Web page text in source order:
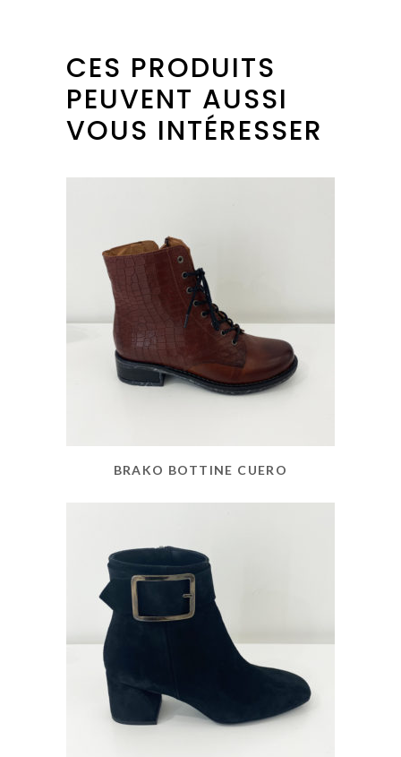
CES PRODUITS
PEUVENT AUSSI
VOUS INTÉRESSER
BRAKO BOTTINE CUERO